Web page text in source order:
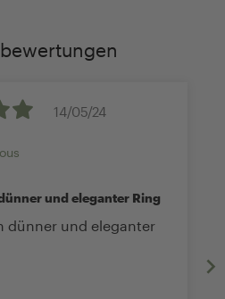
14/05/24
und eleganter Ring
dünner und eleganter